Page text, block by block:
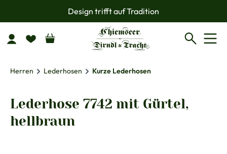
Zum Hauptinhalt springenDesign trifft auf Tradition
Herren Lederhosen Kurze Lederhosen
Lederhose 7742 mit Gürtel,
hellbraun